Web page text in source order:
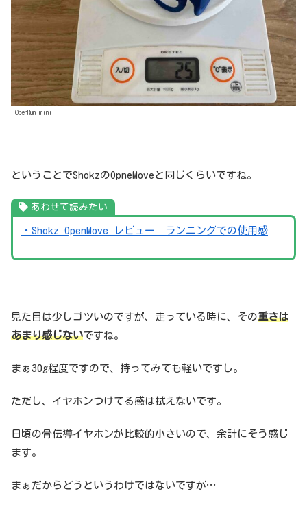
OpenRun mini
ということでShokzのOpneMoveと同じくらいですね。
あわせて読みたい
・Shokz OpenMove レビュー ランニングでの使用感
見た目は少しゴツいのですが、走っている時に、その重さは
あまり感じないですね。
まぁ30g程度ですので、持ってみても軽いですし。
ただし、イヤホンつけてる感は拭えないです。
日頃の骨伝導イヤホンが比較的小さいので、余計にそう感じ
ます。
まぁだからどうというわけではないですが…